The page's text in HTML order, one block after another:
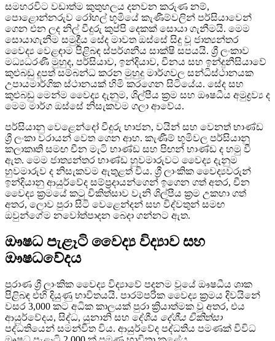
සමහරවිට වඩාත්ම කුතුහලය දනවන කරුණ නම්,
පොළොන්නරුව රෝහල් භූමියේ කැණීම්වලින් පර්සියාවෙන්
ගෙන එන ලද නිල් වීදුරු කුප්පි දෙකක් සොයා ගැනීමයි. මෙම
සොයාගැනීම සමුද්‍රීය සේද මාවත ඔස්සේ සිදු වූ ජාත්‍යන්තර
වෛද්‍ය වෙළඳාම පිළිබඳ ස්පර්ශනීය සාක්ෂි සපයයි. ශ්‍රී ලංකාව
මධ්‍යධරණී මුහුද, පර්සියාව, ඉන්දියාව, චීනය සහ ඉන්දුනීසියාවේ
කුළුබඩු දූපත් සම්බන්ධ කරන මුහුදු මාර්ගවල සන්ධිස්ථානයක
උපායමාර්ගික ස්ථානයක් හිමි කරගෙන සිටියේය. සේද සහ
කුළුබඩු මෙන්ම වෛද්‍ය දැනුම, ශිල්පීය ක්‍රම සහ ඖෂධීය අමුද්‍රව්‍ය ද
මෙම මාර්ග ඔස්සේ නිසැකවම ගලා ආවේය.
පර්සියානු වෙළෙන්දෝ වීදුරු භාජන, වයින් සහ වෙනත් භාණ්ඩ
ශ්‍රී ලංකා වරායන් වෙත ගෙන ආහ. කැණීම් භූමිවල පර්සියානු
කලාකෘති සමඟ චීන මැටි භාණ්ඩ සහ පිඟන් භාණ්ඩ ද හමු වී
ඇත. මෙම ජාත්‍යන්තර භාණ්ඩ හුවමාරුවට වෛද්‍ය දැනුම
හුවමාරුව ද නිසැකවම ඇතුළත් විය. ශ්‍රී ලාංකික වෛද්‍යවරුන්
ඉන්දියානු ආයුර්වේද සම්ප්‍රදායන්ගෙන් ඉගෙන ගත් අතර, චීන
වෛද්‍ය ක්‍රමයේ කටු චිකිත්සාව වැනි ශිල්පීය ක්‍රම උකහා ගත්
අතර, ලොව පුරා සිටි වෙළෙන්දන් සහ විද්වතුන් සමඟ
ඔවුන්ගේම නවෝත්පාදන බෙදා ගන්නට ඇත.
ඖෂධ පැළෑටි වෛද්‍ය විද්‍යාව සහ
ඖෂධවේදය
පුරාණ ශ්‍රී ලාංකික වෛද්‍ය විද්‍යාවේ පදනම වූයේ ඖෂධීය ශාක
පිළිබඳ එහි දියුණු භාවිතයයි. පාරම්පරික වෛද්‍ය ක්‍රමය දිවයිනේ
වසර 3,000 කට අධික කාලයක් පුරා ක්‍රියාත්මක වූ අතර, එය
ආයුර්වේදය, සිද්ධ, යුනානි සහ දේශීය දේශීය චිකිත්සා
පද්ධතියෙන් සමන්විත විය. ආයුර්වේද පද්ධතිය පමණක් විවිධ